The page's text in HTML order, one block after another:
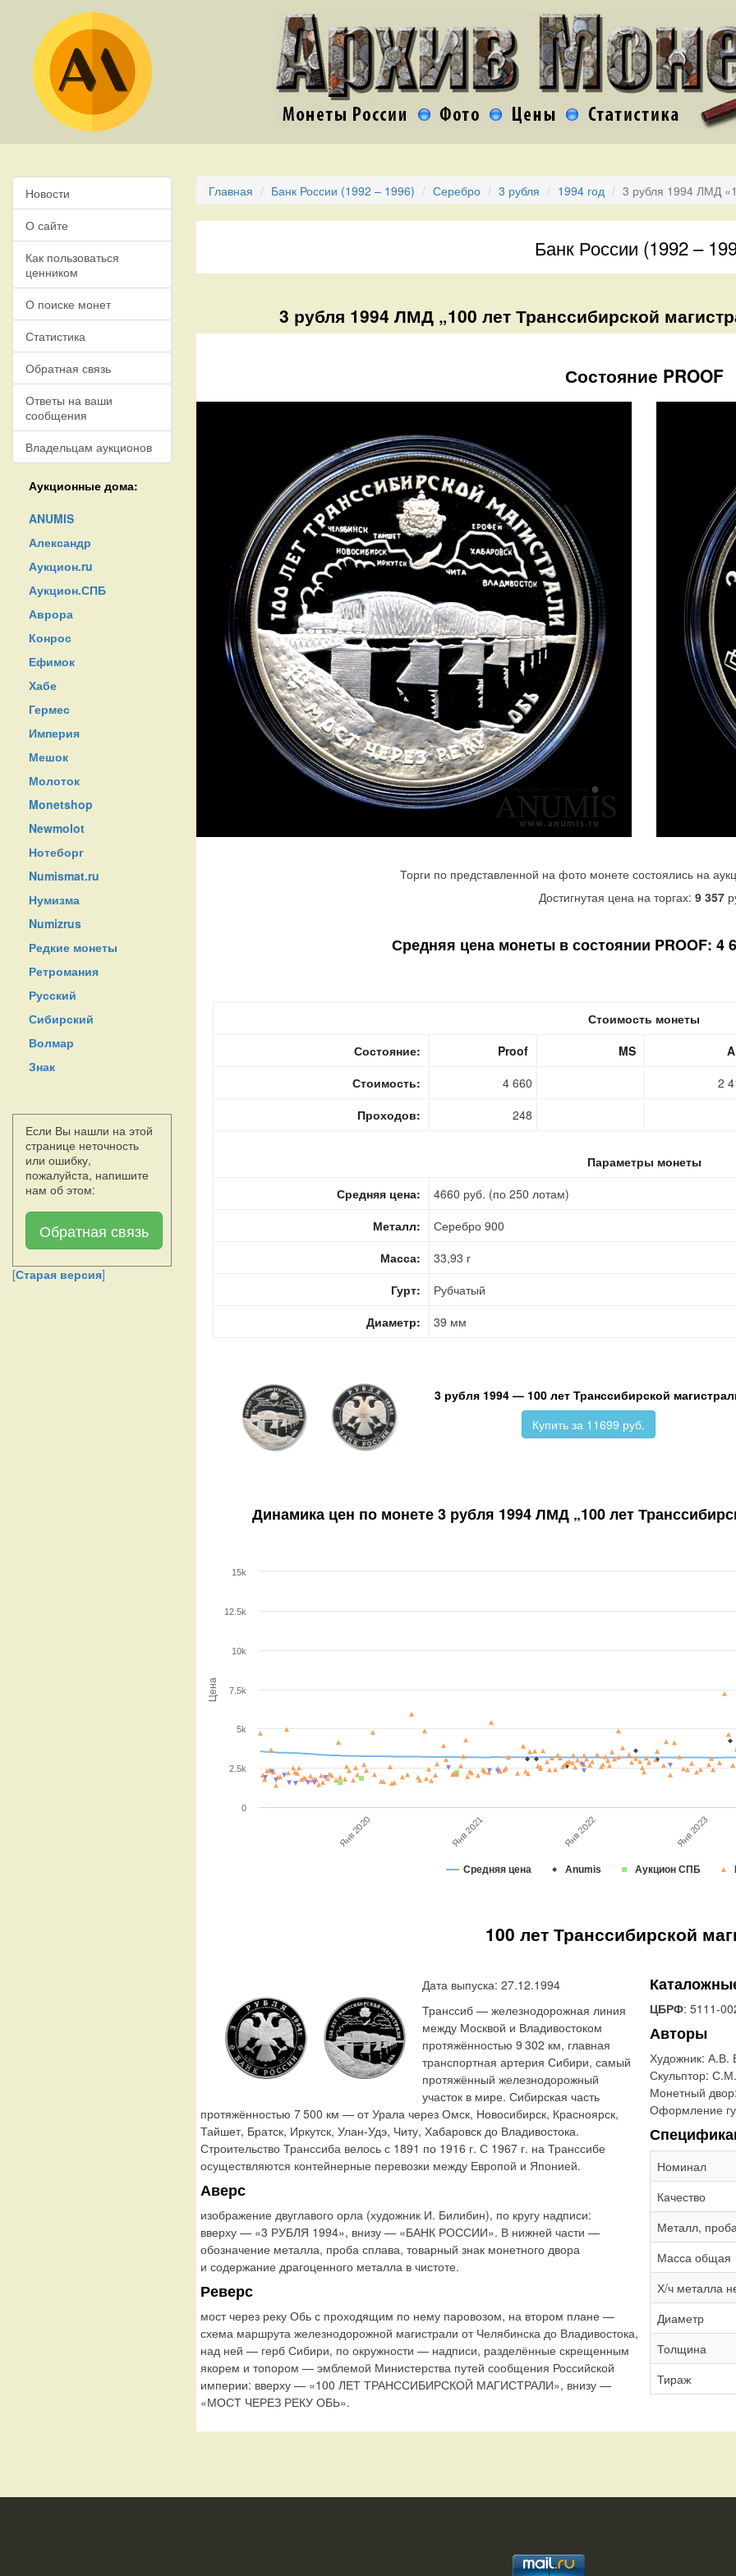
Новости
О сайте
Как пользоваться
ценником
О поиске монет
Статистика
Обратная связь
Ответы на ваши
сообщения
Владельцам аукционов
Аукционные дома:
ANUMIS
Александр
Аукцион.ru
Аукцион.СПБ
Аврора
Конрос
Ефимок
Хабе
Гермес
Империя
Мешок
Молоток
Monetshop
Newmolot
Нотеборг
Numismat.ru
Нумизма
Numizrus
Редкие монеты
Ретромания
Русский
Сибирский
Волмар
Знак
Если Вы нашли на этой
странице неточность
или ошибку,
пожалуйста, напишите
нам об этом:
Обратная связь
[Старая версия]
Главная Банк России (1992 – 1996) Серебро 3 рубля 1994 год 3 рубля 1994 ЛМД
Банк России (1992 –
3 рубля 1994 ЛМД „100 лет Транссибирской
Состояние PROOF
Торги по представленной на фото монете состоялись на
Достигнутая цена на торгах: 9 357
Средняя цена монеты в состоянии PROOF: 4
Стоимость монеты
Состояние:
Proof MS
Стоимость:
4 660 2
Проходов:
248
Параметры монеты
Средняя цена:
4660 руб. (по 250 лотам)
Металл:
Серебро 900
Масса:
33,93 г
Гурт:
Рубчатый
Диаметр:
39 мм
3 рубля 1994 — 100 лет Транссибирской
Купить за 11699 руб.
Динамика цен по монете3 рубля 1994 ЛМД „100 лет
Цена
Средняя цена Anumis Аукцион СПБ
Янв 2020 Янв 2021 Янв 2022 Янв 2023
0
2.5k
5k
7.5k
10k
12.5k
15k
100 лет Транссибирской
Дата выпуска: 27.12.1994
Транссиб — железнодорожная линия
между Москвой и Владивостоком
протяжённостью 9 302 км, главная
транспортная артерия Сибири, самый
протяжённый железнодорожный
участок в мире. Сибирская часть
протяжённостью 7 500 км — от Урала через Омск, Новосибирск, Красноярск,
Тайшет, Братск, Иркутск, Улан-Удэ, Читу, Хабаровск до Владивостока.
Строительство Транссиба велось с 1891 по 1916 г. С 1967 г. на Транссибе
осуществляются контейнерные перевозки между Европой и Японией.
Аверс
изображение двуглавого орла (художник И. Билибин), по кругу надписи:
вверху — «3 РУБЛЯ 1994», внизу — «БАНК РОССИИ». В нижней части —
обозначение металла, проба сплава, товарный знак монетного двора
и содержание драгоценного металла в чистоте.
Реверс
мост через реку Обь с проходящим по нему паровозом, на втором плане —
схема маршрута железнодорожной магистрали от Челябинска до Владивостока,
над ней — герб Сибири, по окружности — надписи, разделённые скрещенным
якорем и топором — эмблемой Министерства путей сообщения Российской
империи: вверху — «100 ЛЕТ ТРАНССИБИРСКОЙ МАГИСТРАЛИ», внизу —
«МОСТ ЧЕРЕЗ РЕКУ ОБЬ».
ЦБРФ: 5111-
Авторы
Художник: А.В.
Скульптор:
Монетный двор:
Оформление
Номинал
Качество
Металл,
Масса общая
Х/ч металла
Диаметр
Толщина
Тираж